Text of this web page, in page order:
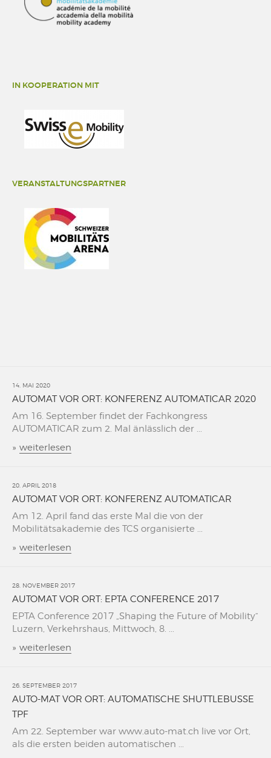
IN KOOPERATION MIT
VERANSTALTUNGSPARTNER
14. MAI 2020
AUTOMAT VOR ORT: KONFERENZ AUTOMATICAR 2020
Am 16. September findet der Fachkongress
AUTOMATICAR zum 2. Mal änlässlich der ...
» weiterlesen
20. APRIL 2018
AUTOMAT VOR ORT: KONFERENZ AUTOMATICAR
Am 12. April fand das erste Mal die von der
Mobilitätsakademie des TCS organisierte ...
» weiterlesen
28. NOVEMBER 2017
AUTOMAT VOR ORT: EPTA CONFERENCE 2017
EPTA Conference 2017 „Shaping the Future of Mobility“
Luzern, Verkehrshaus, Mittwoch, 8. ...
» weiterlesen
26. SEPTEMBER 2017
AUTO-MAT VOR ORT: AUTOMATISCHE SHUTTLEBUSSE
TPF
Am 22. September war www.auto-mat.ch live vor Ort,
als die ersten beiden automatischen ...